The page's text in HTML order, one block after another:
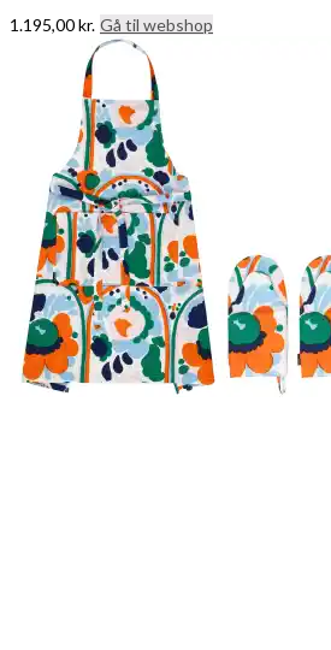
1.195,00kr. Gå til webshop